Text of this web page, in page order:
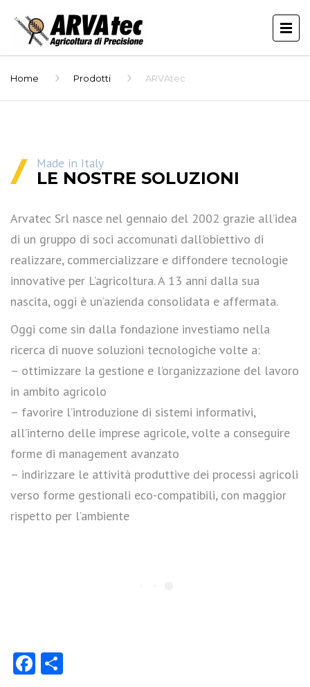
Home Prodotti ARVAtec
Made in Italy
LE NOSTRE SOLUZIONI
Arvatec Srl nasce nel gennaio del 2002 grazie all’idea
di un gruppo di soci accomunati dall’obiettivo di
realizzare, commercializzare e diffondere tecnologie
innovative per L’agricoltura. A 13 anni dalla sua
nascita, oggi è un’azienda consolidata e affermata.
Oggi come sin dalla fondazione investiamo nella
ricerca di nuove soluzioni tecnologiche volte a:
– ottimizzare la gestione e l’organizzazione del lavoro
in ambito agricolo
– favorire l’introduzione di sistemi informativi,
all’interno delle imprese agricole, volte a conseguire
forme di management avanzato
– indirizzare le attività produttive dei processi agricoli
verso forme gestionali eco-compatibili, con maggior
rispetto per l’ambiente
Facebook